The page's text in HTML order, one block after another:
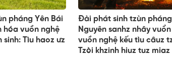
pháng Yên Bái
hóa vuồn nghệ
sinh: Tìu haoz ưz
Đài phát sinh tzùn
Nguyên sanhz nhây
vuồn nghệ kếu tìu câuz
Tzòi khzinh hiuz tuz miaz